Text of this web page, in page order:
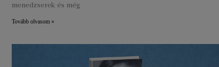
menedzserek és még
Tovább olvasom »